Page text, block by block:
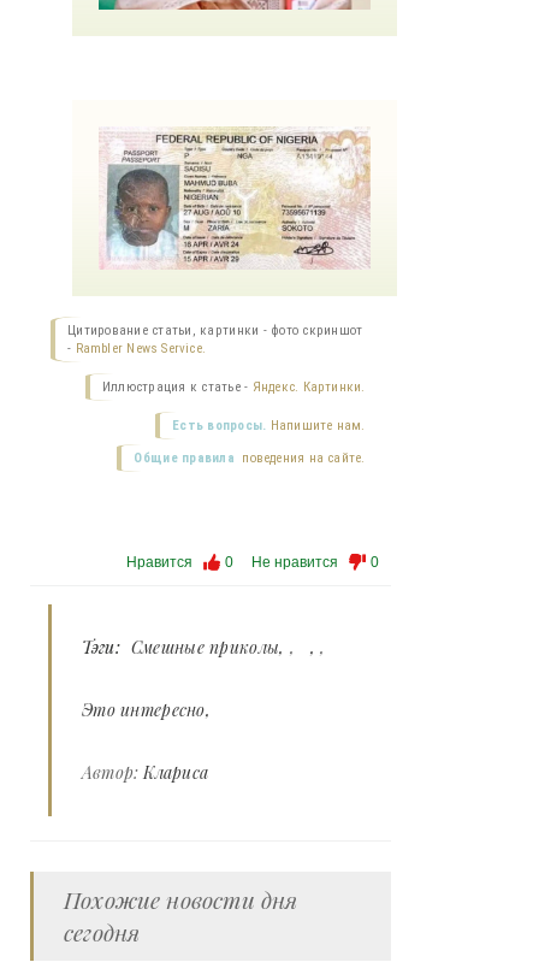
Цитирование статьи, картинки - фото скриншот
- Rambler News Service.
Иллюстрация к статье - Яндекс. Картинки.
Есть вопросы. Напишите нам.
Общие правила поведения на сайте.
Нравится 0 Не нравится 0
Тэги: Смешные приколы , ,
Это интересно
Автор:Клариса
Похожие новости дня
сегодня